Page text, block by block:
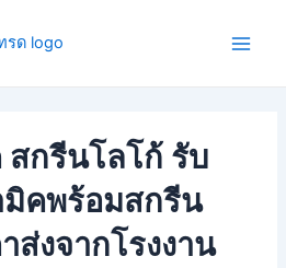
กรีนโลโก้ รับ
มิคพร้อมสกรีน
ส่งจากโรงงาน